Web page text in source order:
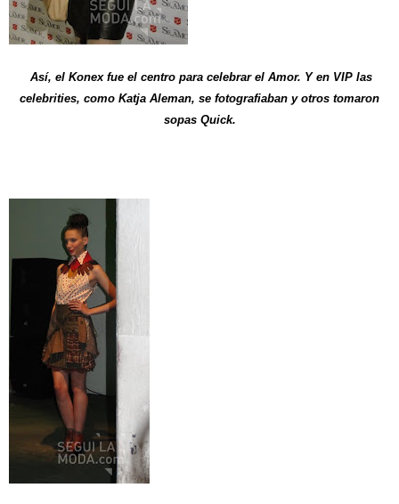
Así, el Konex fue el centro para celebrar el Amor. Y en VIP las
celebrities, como Katja Aleman, se fotografiaban y otros tomaron
sopas Quick.